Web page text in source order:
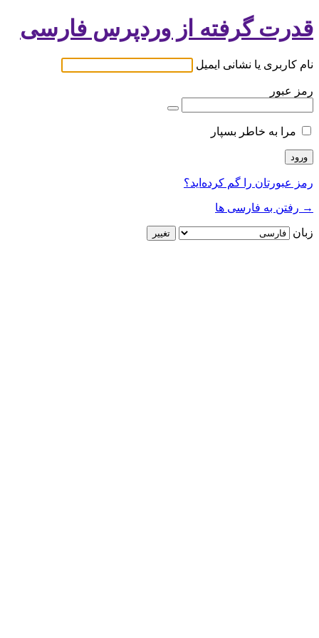
قدرت گرفته از وردپرس فارسی
نام کاربری یا نشانی ایمیل
رمز عبور
مرا به خاطر بسپار
رمز عبورتان را گم کرده‌اید؟
→ رفتن به فارسی ها
زبان